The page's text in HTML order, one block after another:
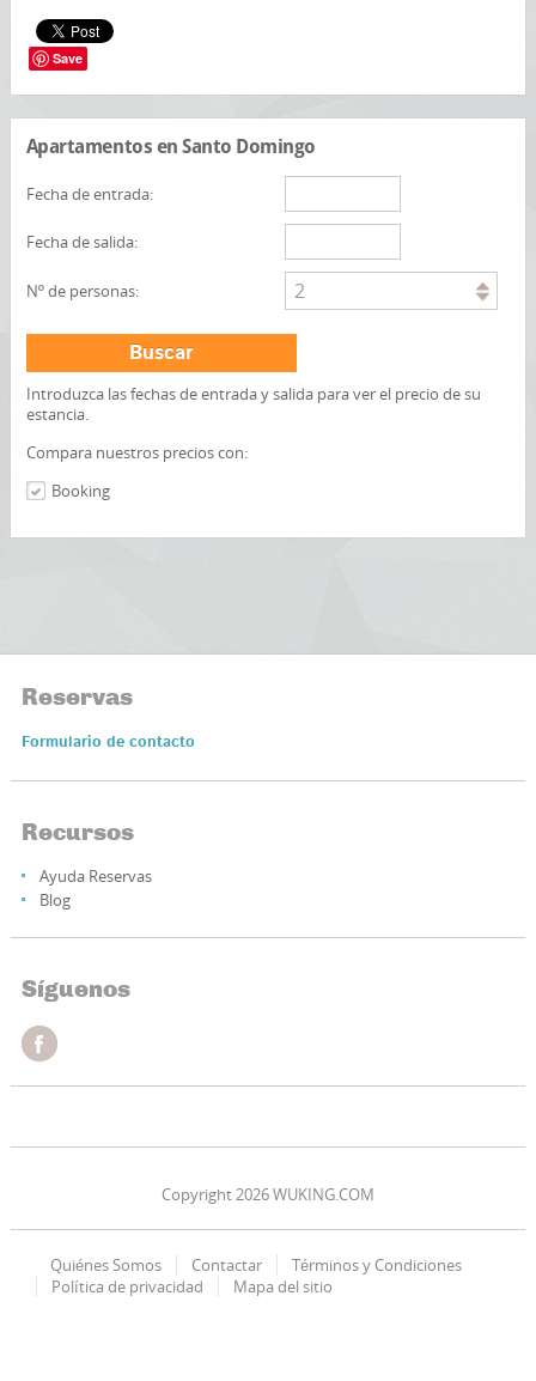
Save
Apartamentos en Santo Domingo
Fecha de entrada:
Fecha de salida:
Nº de personas: 2
Buscar
Introduzca las fechas de entrada y salida para ver el precio de su
estancia.
Compara nuestros precios con:
Booking
Reservas
Formulario de contacto
Recursos
Ayuda Reservas
Blog
Síguenos
Copyright 2026 WUKING.COM
Quiénes Somos Contactar
Términos y Condiciones
Política de privacidad
Mapa del sitio